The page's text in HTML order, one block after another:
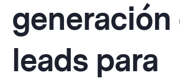
generación
leads para